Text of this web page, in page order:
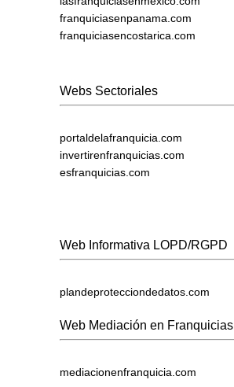
franquiciasenpanama.com
franquiciasencostarica.com
Webs Sectoriales
portaldelafranquicia.com
invertirenfranquicias.com
esfranquicias.com
Web Informativa LOPD/RGPD
plandeprotecciondedatos.com
Web Mediación en Franquicias
mediacionenfranquicia.com